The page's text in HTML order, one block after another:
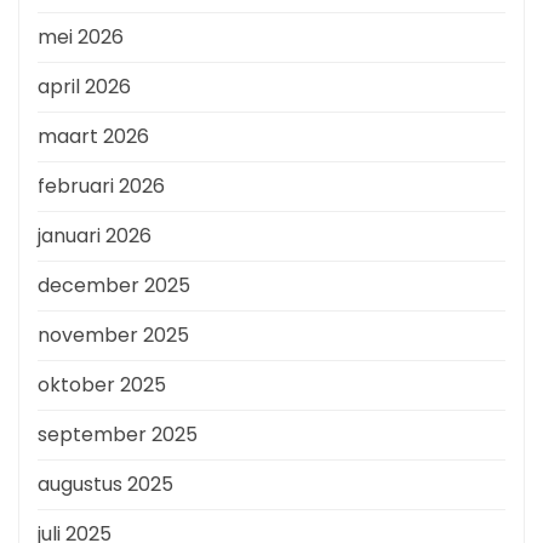
mei 2026
april 2026
maart 2026
februari 2026
januari 2026
december 2025
november 2025
oktober 2025
september 2025
augustus 2025
juli 2025